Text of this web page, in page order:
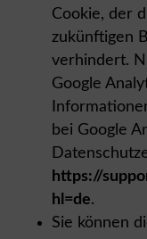
Cookie, der
zukünftigen
verhindert.
Google
bei Google
https://
hl=de.
Sie können